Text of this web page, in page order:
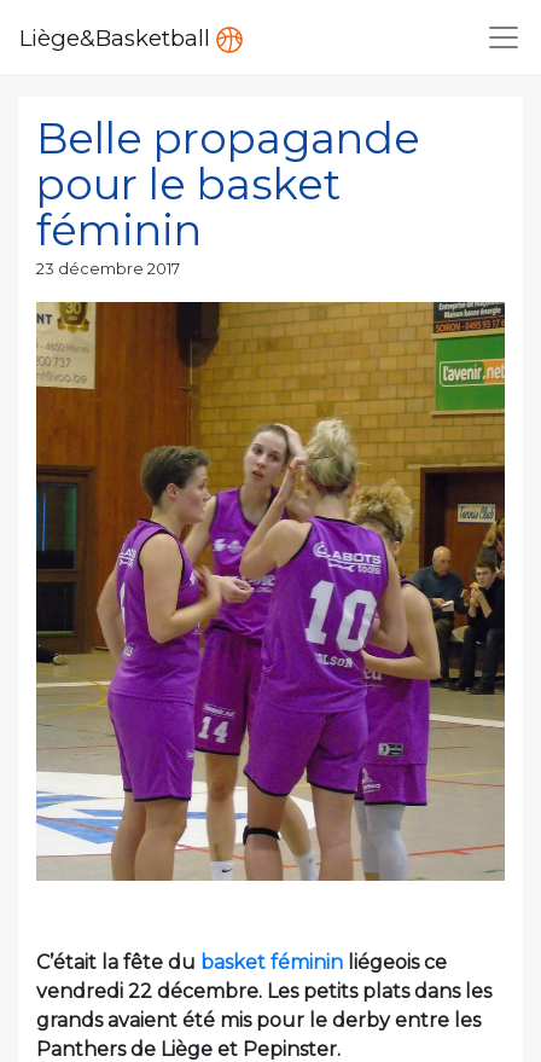
Liège&Basketball
Belle propagande
pour le basket
féminin
Publié
23 décembre 2017
C’était la fête du basket féminin liégeois ce
vendredi 22 décembre. Les petits plats dans les
grands avaient été mis pour le derby entre les
Panthers de Liège et Pepinster.